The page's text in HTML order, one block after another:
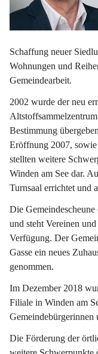
Schaffung neuer
Wohnungen und
Gemeindearbeit.
2002 wurde der neu
Bestimmung
Eröffnung 2007,
stellten weitere
Winden am See dar.
Turnsaal errichtet und
Die
und steht Vereinen
Verfügung. Der
Gasse ein neues
genommen.
Im Dezember 2018
Filiale in Winden am
Gemeindebürgerinnen
Die Förderung der